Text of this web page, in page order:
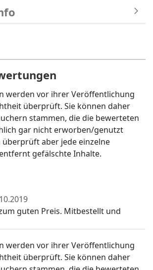
werden vor ihrer Veröffentlichung
überprüft. Sie können daher
stammen, die die bewerteten
gar nicht erworben/genutzt
überprüft aber jede einzelne
gefälschte Inhalte.
guten Preis. Mitbestellt und
werden vor ihrer Veröffentlichung
überprüft. Sie können daher